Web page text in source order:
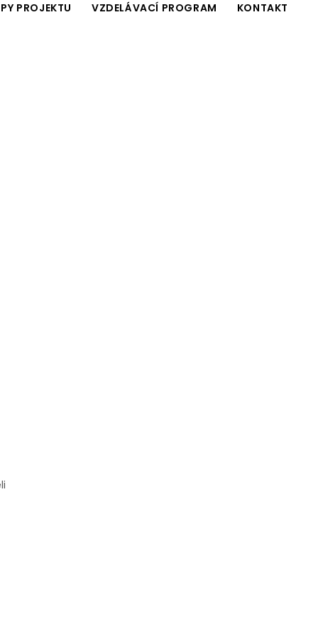
PROJEKTU VZDELÁVACÍ PROGRAM KONTAKT